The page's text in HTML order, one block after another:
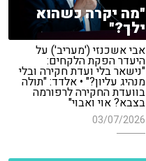
"מה יקרה כשהוא
ילך?"
אבי אשכנזי ('מעריב') על
היעדר הפקת הלקחים:
"נישאר בלי ועדת חקירה ובלי
מנהיג עליון?" • אלדד: "תולה
בוועדת החקירה לרפורמה
בצבא? אוי ואבוי"
03/07/2026